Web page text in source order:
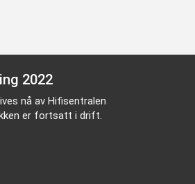
2022
nå av Hifisentralen
er fortsatt i drift.